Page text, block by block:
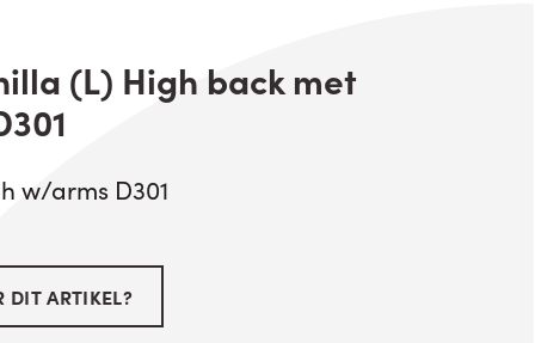
(L) High back met
w/arms D301
DIT ARTIKEL?